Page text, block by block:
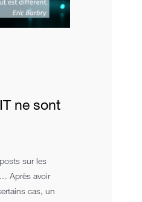
ne sont
sur les
Après avoir
cas, un